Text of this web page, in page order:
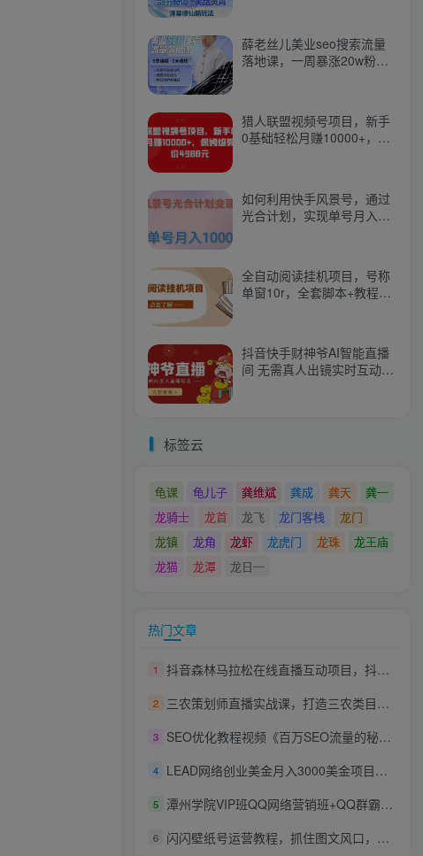
薛老丝儿美业seo搜索流量
落地课，一周暴涨20w粉
猎人联盟视频号项目，新手
0基础轻松月赚10000+，保
如何利用快手风景号，通过
光合计划，实现单号月入
全自动阅读挂机项目，号称
单窗10r，全套脚本+教程，
抖音快手财神爷AI智能直播
间 无需真人出镜实时互动
标签云
龟课 龟儿子 龚维斌 龚成 龚天
龚一
龙骑士
龙首 龙飞 龙门客栈
龙门
龙镇
龙角 龙虾 龙虎门 龙珠
龙王庙
龙猫
龙潭 龙日一
热门文章
1 抖音森林马拉松在线直播互动项目，抖音报白【直播软件+对接渠道】
2 三农策划师直播实战课，​打造三农类目精准直播间​主播培训、话术逻辑、直播运营
3 SEO优化教程视频《百万SEO流量的秘密》搜外三木大神分享
4 LEAD网络创业美金月入3000美金项目价值1800元
5 潭州学院VIP班QQ网络营销班+QQ群霸屏技术培训
6 闪闪壁纸号运营教程，抓住图文风口，快速吸粉变现